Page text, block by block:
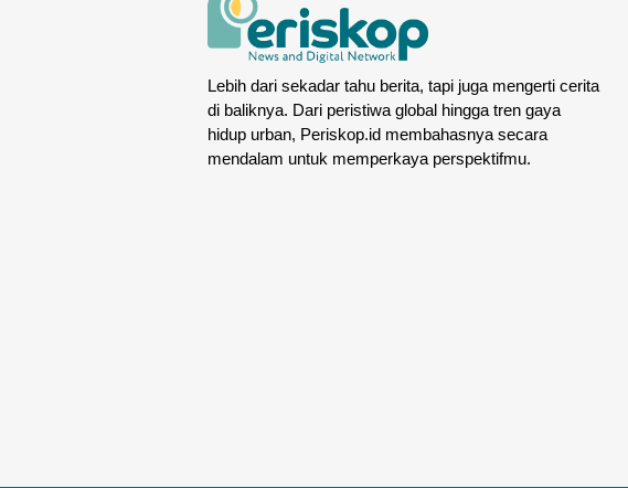
Lebih dari sekadar tahu berita, tapi juga mengerti cerita
di baliknya. Dari peristiwa global hingga tren gaya
hidup urban, Periskop.id membahasnya secara
mendalam untuk memperkaya perspektifmu.